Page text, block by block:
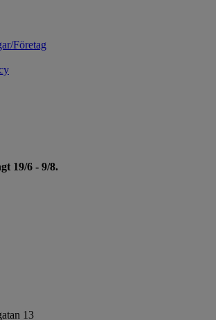
Företag
19/6 - 9/8.
13